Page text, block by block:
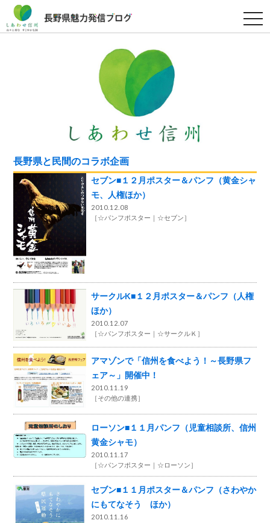
t
o
g
長野県と民間のコラボ企画
セブン■１２月ポスター＆パンフ（黄金シャ
モ、人権ほか）
2010.12.08
［☆パンフポスター ☆セブン］
サークルK■１２月ポスター＆パンフ（人権
ほか）
2010.12.07
［☆パンフポスター ☆サークルＫ ］
アマゾンで「信州を食べよう！～長野県フ
ェア～」開催中！
2010.11.19
［その他の連携］
ローソン■１１月パンフ（児童相談所、信州
黄金シャモ）
2010.11.17
［☆パンフポスター ☆ローソン］
セブン■１１月ポスター＆パンフ（さわやか
にもてなそう ほか）
2010.11.16